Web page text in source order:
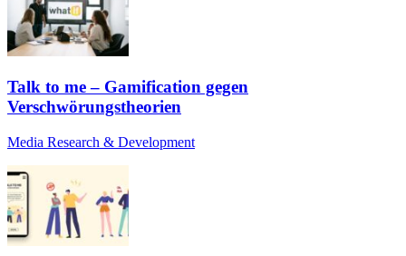
Talk to me – Gamification gegen
Verschwörungstheorien
Media Research & Development